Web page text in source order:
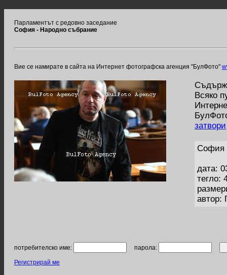
Парламентът с редовно заседание
София - Народно събрание
Вие се намирате в сайта на Интернет фотографска агенция "БулФото"
Всяко
затвори
София
дата:
тегло:
автор:
потребителско име: парола:
Регистрирай ме